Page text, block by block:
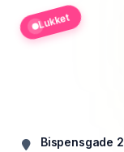
Lukket
Bispensgade 2